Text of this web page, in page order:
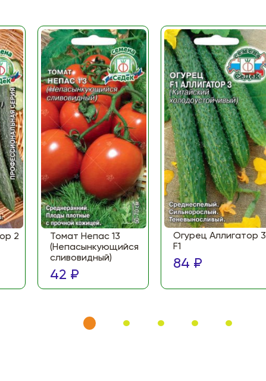
2
Томат Непас 13
(Непасынкующийся
сливовидный)
42 ₽
Огурец Аллигатор 3
F1
84 ₽